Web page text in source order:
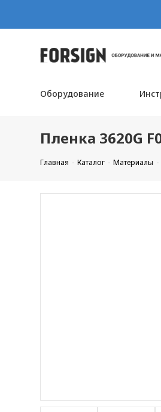
Оборудование
Пленка 3620G
Главная Каталог Материалы